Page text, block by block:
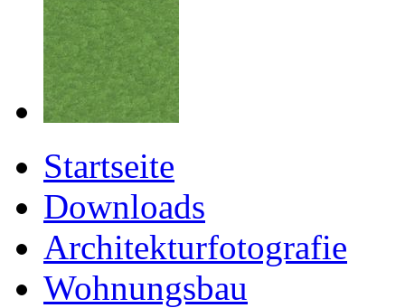
Startseite
Downloads
Architekturfotografie
Wohnungsbau